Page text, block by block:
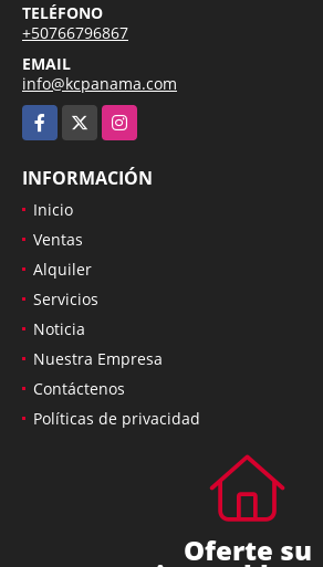
TELÉFONO
+50766796867
EMAIL
info@kcpanama.com
Facebook
Instagram
INFORMACIÓN
Inicio
Ventas
Alquiler
Servicios
Noticia
Nuestra Empresa
Contáctenos
Políticas de privacidad
Oferte su